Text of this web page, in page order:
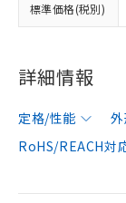
標準価格(税別)
詳細情報
定格/性能
RoHS/REACH対